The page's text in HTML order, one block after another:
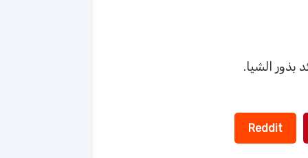
Reddit